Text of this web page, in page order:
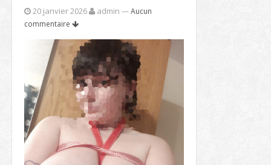
20 janvier 2026 admin —Aucun
commentaire